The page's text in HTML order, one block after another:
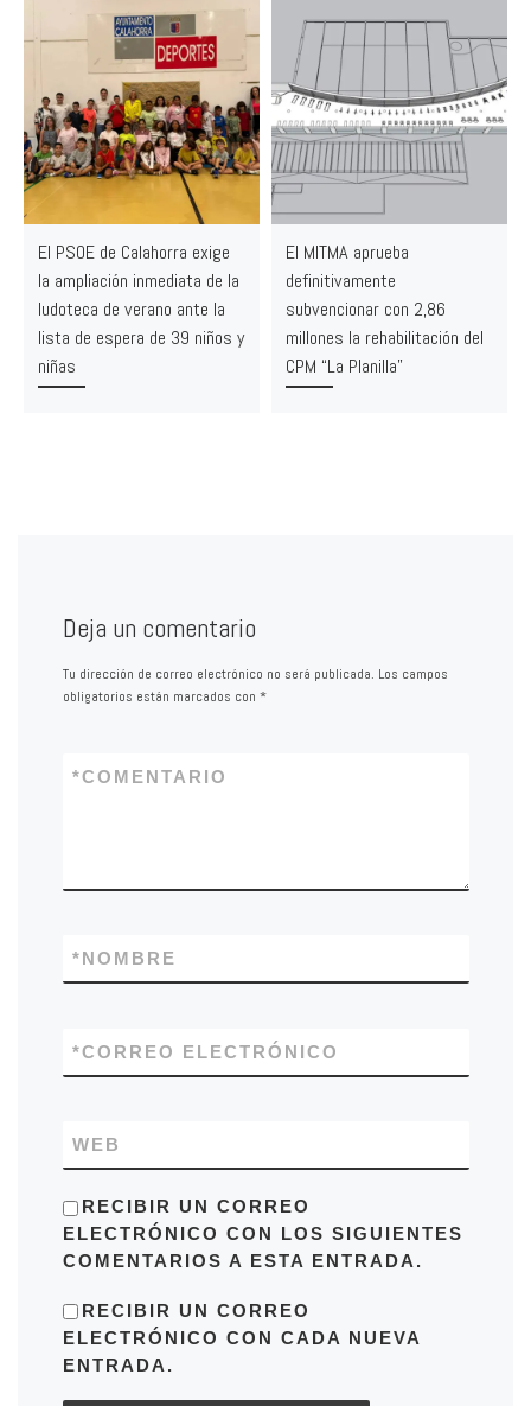
El PSOE de Calahorra exige
la ampliación inmediata de la
ludoteca de verano ante la
lista de espera de 39 niños y
niñas
El MITMA aprueba
definitivamente
subvencionar con 2,86
millones la rehabilitación del
CPM “La Planilla”
Deja un comentario
Tu dirección de correo electrónico no será publicada. Los campos
obligatorios están marcados con *
COMENTARIO
*
NOMBRE
*
CORREO ELECTRÓNICO
*
WEB
RECIBIR UN CORREO
ELECTRÓNICO CON LOS SIGUIENTES
COMENTARIOS A ESTA ENTRADA.
RECIBIR UN CORREO
ELECTRÓNICO CON CADA NUEVA
ENTRADA.